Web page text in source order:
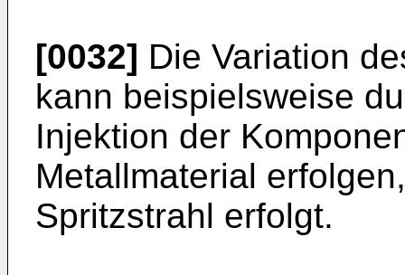
[0032] Die Variation
kann beispielsweise
Injektion der
Metallmaterial
Spritzstrahl erfolgt.